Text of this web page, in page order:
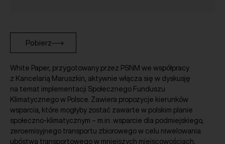
Pobierz
White Paper, przygotowany przez PSNM we współpracy
z Kancelarią Maruszkin, aktywnie włącza się w dyskusję
na temat implementacji Społecznego Funduszu
Klimatycznego w Polsce. Zawiera propozycje kierunków
wsparcia, które mogłyby zostać zawarte w polskim planie
społeczno-klimatycznym – m.in. wsparcie dla podmiejskiego,
zeroemisyjnego transportu zbiorowego w celu niwelowania
ubóstwa transportowego w mniejszych miejscowościach,